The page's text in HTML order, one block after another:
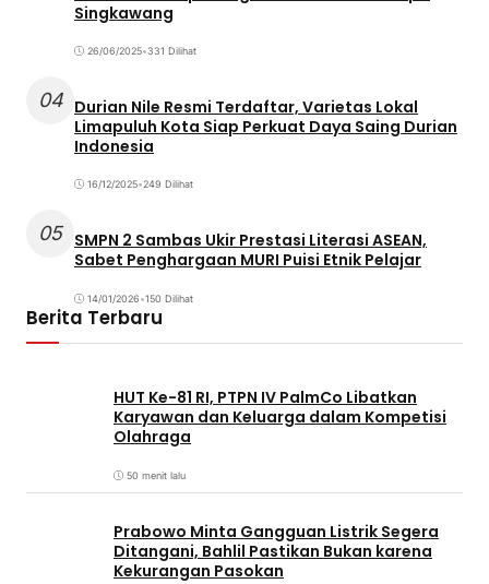
Singkawang
26/06/2025•331 Dilihat
04 Durian Nile Resmi Terdaftar, Varietas Lokal
Limapuluh Kota Siap Perkuat Daya Saing Durian
Indonesia
16/12/2025•249 Dilihat
05 SMPN 2 Sambas Ukir Prestasi Literasi ASEAN,
Sabet Penghargaan MURI Puisi Etnik Pelajar
14/01/2026•150 Dilihat
Berita Terbaru
HUT Ke-81 RI, PTPN IV PalmCo Libatkan
Karyawan dan Keluarga dalam Kompetisi
Olahraga
50 menit lalu
Prabowo Minta Gangguan Listrik Segera
Ditangani, Bahlil Pastikan Bukan karena
Kekurangan Pasokan